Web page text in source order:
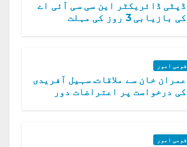
ڈپٹی ڈائریکٹر این سی سی آئی اے
کی بازیابی 3 روز کی مہلت
قومی امور
عمران خان سے ملاقات. سہیل آفریدی
کی درخواست پر اعتراضات دور
قومی امور